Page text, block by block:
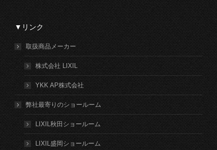
▼リンク
取扱商品メーカー
株式会社 LIXIL
YKK AP株式会社
弊社最寄りのショールーム
LIXIL秋田ショールーム
LIXIL盛岡ショールーム